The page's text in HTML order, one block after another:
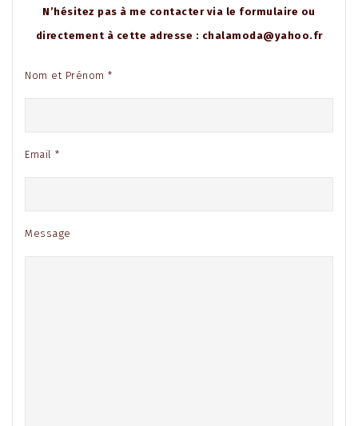
N’hésitez pas à me contacter via le formulaire ou
directement à cette adresse : chalamoda@yahoo.fr
Nom et Prénom *
Email *
Message